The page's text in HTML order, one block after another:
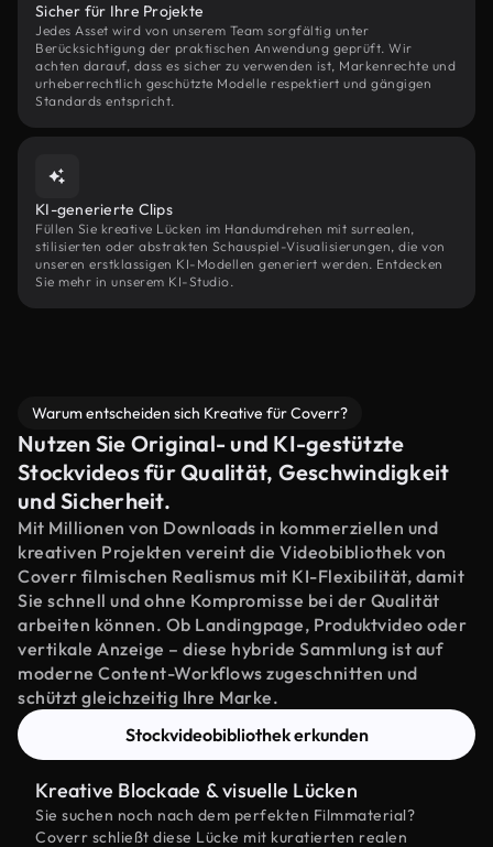
Sicher für Ihre Projekte
Jedes Asset wird von unserem Team sorgfältig unter
Berücksichtigung der praktischen Anwendung geprüft. Wir
achten darauf, dass es sicher zu verwenden ist, Markenrechte und
urheberrechtlich geschützte Modelle respektiert und gängigen
Standards entspricht.
KI-generierte Clips
Füllen Sie kreative Lücken im Handumdrehen mit surrealen,
stilisierten oder abstrakten Schauspiel-Visualisierungen, die von
unseren erstklassigen KI-Modellen generiert werden. Entdecken
Sie mehr in unserem KI-Studio.
Warum entscheiden sich Kreative für Coverr?
Nutzen Sie Original- und KI-gestützte
Stockvideos für Qualität, Geschwindigkeit
und Sicherheit.
Mit Millionen von Downloads in kommerziellen und
kreativen Projekten vereint die Videobibliothek von
Coverr filmischen Realismus mit KI-Flexibilität, damit
Sie schnell und ohne Kompromisse bei der Qualität
arbeiten können. Ob Landingpage, Produktvideo oder
vertikale Anzeige – diese hybride Sammlung ist auf
moderne Content-Workflows zugeschnitten und
schützt gleichzeitig Ihre Marke.
Stockvideobibliothek erkunden
Kreative Blockade & visuelle Lücken
Sie suchen noch nach dem perfekten Filmmaterial?
Coverr schließt diese Lücke mit kuratierten realen